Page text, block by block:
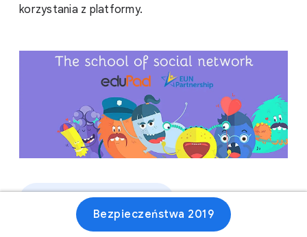
korzystania z platformy.
Stronie internetowej
Bezpieczeństwa 2019